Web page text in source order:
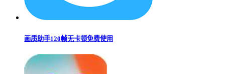
画质助手120帧无卡顿免费使用